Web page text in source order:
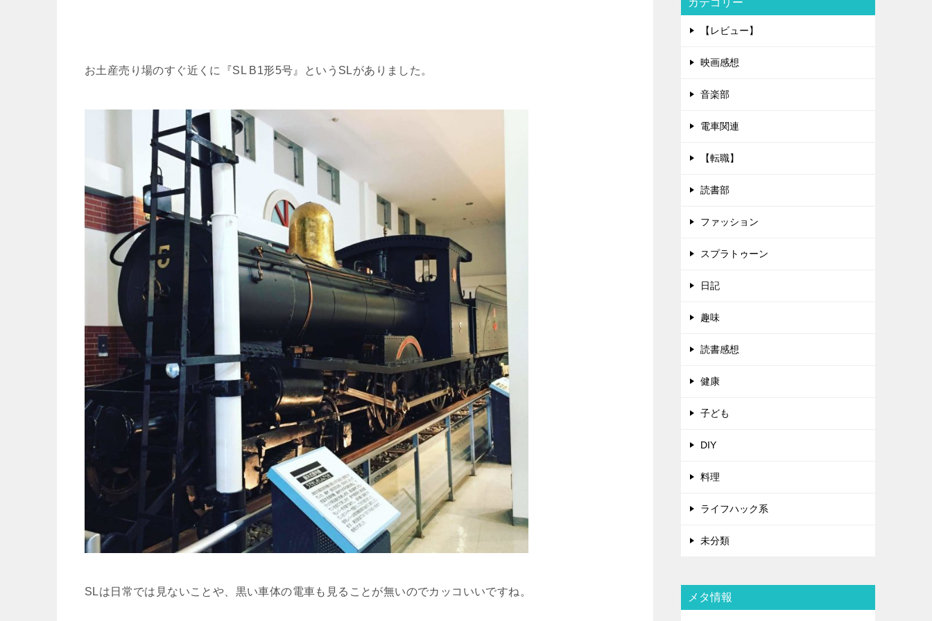
お土産売り場のすぐ近くに『SL B1形5号』というSLがありました。
SLは日常では見ないことや、黒い車体の電車も見ることが無いのでカッコいいですね。
【レビュー】
映画感想
音楽部
電車関連
【転職】
読書部
ファッション
スプラトゥーン
日記
趣味
読書感想
健康
子ども
DIY
料理
ライフハック系
未分類
メタ情報